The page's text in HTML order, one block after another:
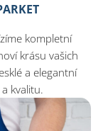
kompletní
krásu vašich
a elegantní
kvalitu.